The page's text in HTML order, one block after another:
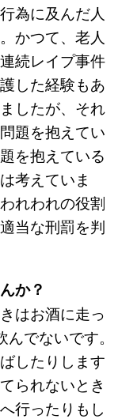
為に及んだ人
かつて、老人
続レイプ事件
した経験もあ
したが、それ
題を抱えてい
を抱えている
考えていま
れわれの役割
当な刑罰を判
か？
はお酒に走っ
でないです。
したりします
られないとき
行ったりもし